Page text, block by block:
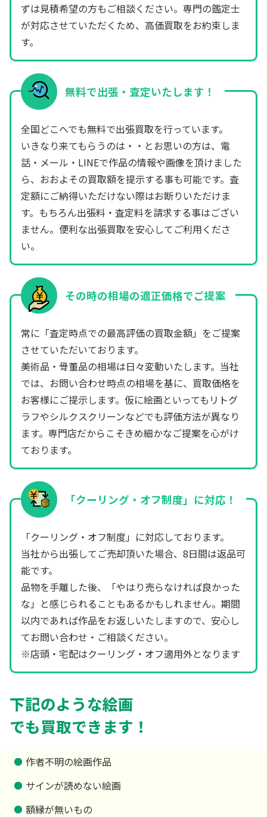
ずは見積希望の方もご相談ください。専門の鑑定士
が対応させていただくため、高価買取をお約束しま
す。
無料で出張・査定いたします！
全国どこへでも無料で出張買取を行っています。
いきなり来てもらうのは・・とお思いの方は、電
話・メール・LINEで作品の情報や画像を頂けました
ら、おおよその買取額を提示する事も可能です。査
定額にご納得いただけない際はお断りいただけま
す。もちろん出張料・査定料を請求する事はござい
ません。便利な出張買取を安心してご利用くださ
い。
その時の相場の適正価格でご提案
常に「査定時点での最高評価の買取金額」をご提案
させていただいております。
美術品・骨董品の相場は日々変動いたします。当社
では、お問い合わせ時点の相場を基に、買取価格を
お客様にご提示します。仮に絵画といってもリトグ
ラフやシルクスクリーンなどでも評価方法が異なり
ます。専門店だからこそきめ細かなご提案を心がけ
ております。
「クーリング・オフ制度」に対応！
「クーリング・オフ制度」に対応しております。
当社から出張してご売却頂いた場合、8日間は返品可
能です。
品物を手離した後、「やはり売らなければ良かった
な」と感じられることもあるかもしれません。期間
以内であれば作品をお返しいたしますので、安心し
てお問い合わせ・ご相談ください。
※店頭・宅配はクーリング・オフ適用外となります
下記のような絵画
でも買取できます！
作者不明の絵画作品
サインが読めない絵画
額縁が無いもの